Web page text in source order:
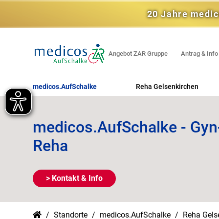
20 Jahre
Angebot ZAR Gruppe Antrag & Info
medicos.AufSchalke Reha Gelsenkirchen
Kardiologische REHA
Beruflich orientierte REHA
medicos.AufSchalke -
Reha
> Kontakt & Info
Standorte medicos.AufSchalke Reha